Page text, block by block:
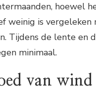
hoewel
weinig is vergeleken
Tijdens de lente en
minimaal.
van wind